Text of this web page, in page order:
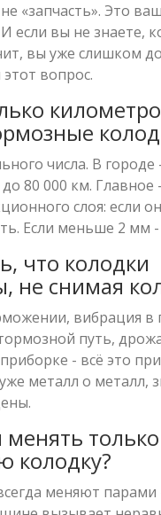
«запчасть». Это
если вы не знаете,
вы уже слишком
вопрос.
числа. В городе
до 80 000 км. Главное
слоя: если
Если меньше 2 мм -
что колодки
не снимая
вибрация в
путь,
- всё это
металл о металл,
колодку?
меняют парами